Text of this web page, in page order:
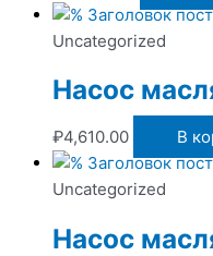
Uncategorized
Насос
₽4,610.00 В
Uncategorized
Насос